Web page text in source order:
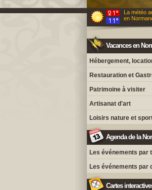
La météo
en
Vacances en
Hébergement,
Restauration et
Patrimoine à visiter
Artisanat d'art
Loisirs nature et
Agenda de la
Les événements par
Les événements par
Cartes